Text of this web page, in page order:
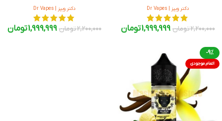
دکتر ویپز | Dr Vapes
2,200,000تومان 1,999,999تومان
دکتر ویپز | Dr Vapes
2,200,000تومان 1,999,999تومان
-9%
اتمام موجودی